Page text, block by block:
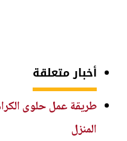
أخبار متعلقة
طريقة عمل حلوى
المنزل